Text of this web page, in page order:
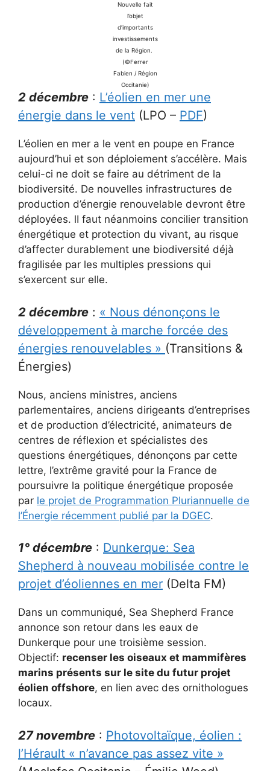
Nouvelle fait
l’objet
d’importants
investissements
de la Région.
(©Ferrer
Fabien / Région
Occitanie)
2 décembre : L’éolien en mer une
énergie dans le vent (LPO – PDF)
L’éolien en mer a le vent en poupe en France
aujourd’hui et son déploiement s’accélère. Mais
celui-ci ne doit se faire au détriment de la
biodiversité. De nouvelles infrastructures de
production d’énergie renouvelable devront être
déployées. lI faut néanmoins concilier transition
énergétique et protection du vivant, au risque
d’affecter durablement une biodiversité déjà
fragilisée par les multiples pressions qui
s’exercent sur elle.
2 décembre : « Nous dénonçons le
développement à marche forcée des
énergies renouvelables » (Transitions &
Énergies)
Nous, anciens ministres, anciens
parlementaires, anciens dirigeants d’entreprises
et de production d’électricité, animateurs de
centres de réflexion et spécialistes des
questions énergétiques, dénonçons par cette
lettre, l’extrême gravité pour la France de
poursuivre la politique énergétique proposée
par le projet de Programmation Pluriannuelle de
l’Énergie récemment publié par la DGEC.
1° décembre : Dunkerque: Sea
Shepherd à nouveau mobilisée contre le
projet d’éoliennes en mer (Delta FM)
Dans un communiqué, Sea Shepherd France
annonce son retour dans les eaux de
Dunkerque pour une troisième session.
Objectif: recenser les oiseaux et mammifères
marins présents sur le site du futur projet
éolien offshore, en lien avec des ornithologues
locaux.
27 novembre : Photovoltaïque, éolien :
l’Hérault « n’avance pas assez vite »